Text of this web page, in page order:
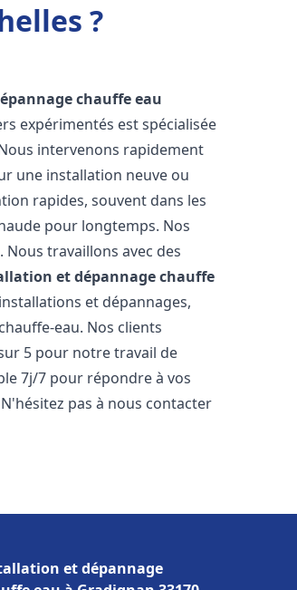
?
chauffe eau
expérimentés est spécialisée
intervenons rapidement
une installation neuve ou
rapides, souvent dans les
pour longtemps. Nos
travaillons avec des
et dépannage chauffe
et dépannages,
eau. Nos clients
5 pour notre travail de
7j/7 pour répondre à vos
pas à nous contacter
et dépannage